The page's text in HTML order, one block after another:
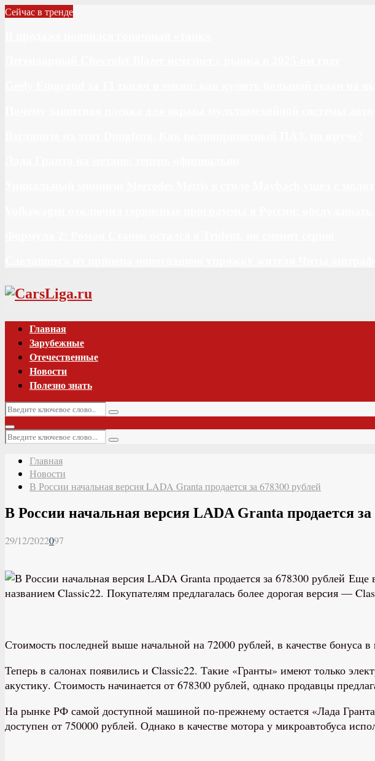
Сейчас в тренде
Vk
Главная
Зарубежные
Отечественные
Новости
Полезно знать
Искать:
Поиск
Основное
меню
Искать:
Поиск
Главная
Новости
В России начальная версия LADA Granta продается за 678300 рублей
В России начальная версия LADA Granta продается за
29/12/2022097
Еще
названием Classic22. Покупателям предлагалась более дорогая версия —
Стоимость последней выше начальной на 72000 рублей, в качестве бонуса
Теперь в салонах появились и Classic22. Такие «Гранты» имеют только
акустику. Стоимость начинается от 678300 рублей, однако продавцы
На рынке РФ самой доступной машиной по-прежнему остается «Лада
доступен от 750000 рублей. Однако в качестве мотора у микроавтобуса